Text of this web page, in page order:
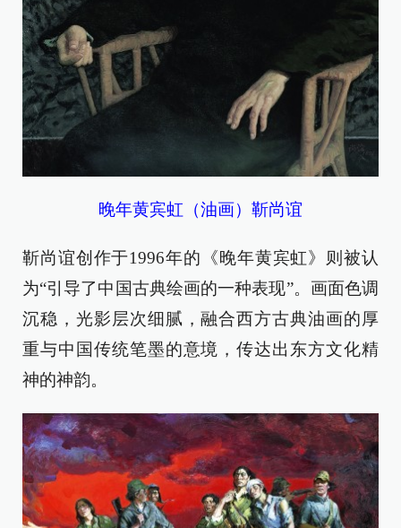
晚年黄宾虹（油画）靳尚谊
靳尚谊创作于1996年的《晚年黄宾虹》则被认
为“引导了中国古典绘画的一种表现”。画面色调
沉稳，光影层次细腻，融合西方古典油画的厚
重与中国传统笔墨的意境，传达出东方文化精
神的神韵。